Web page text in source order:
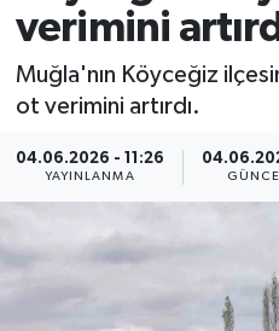
verimini
Muğla'nın Köyceğiz
ot verimini artırdı.
04.06.2026 - 11:26
YAYINLANMA
Bilim Teknoloji
Advertising news
Tüm Manşetler
Son Dakika Haberleri
Haber Arşivi